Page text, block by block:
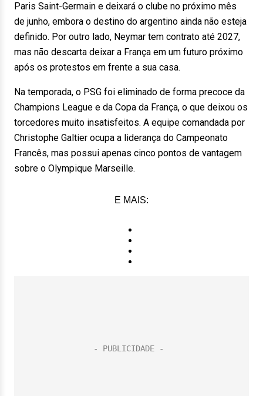
Paris Saint-Germain e deixará o clube no próximo mês
de junho, embora o destino do argentino ainda não esteja
definido. Por outro lado, Neymar tem contrato até 2027,
mas não descarta deixar a França em um futuro próximo
após os protestos em frente a sua casa.
Na temporada, o PSG foi eliminado de forma precoce da
Champions League e da Copa da França, o que deixou os
torcedores muito insatisfeitos. A equipe comandada por
Christophe Galtier ocupa a liderança do Campeonato
Francês, mas possui apenas cinco pontos de vantagem
sobre o Olympique Marseille.
E MAIS: